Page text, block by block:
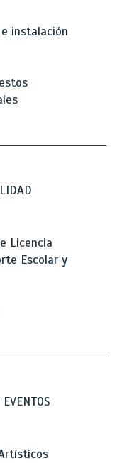
instalación
Licencia
Escolar y